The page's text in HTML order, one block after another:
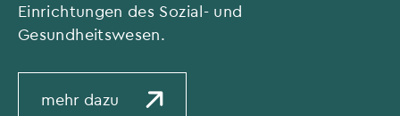
Einrichtungen des Sozial- und
Gesundheitswesen.
mehr dazu